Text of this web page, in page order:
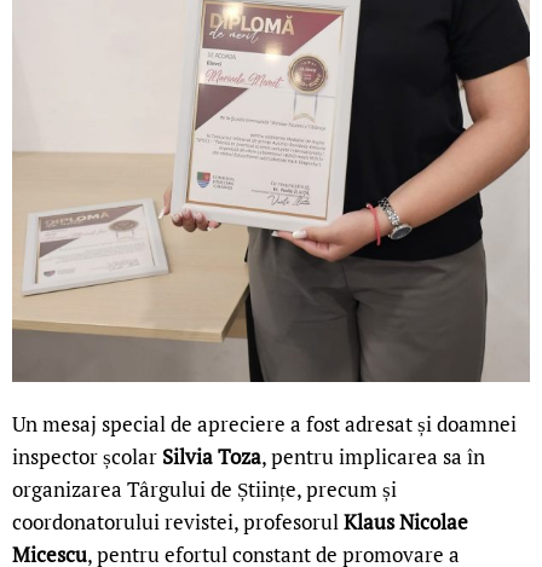
Un mesaj special de apreciere a fost adresat și doamnei
inspector școlar Silvia Toza, pentru implicarea sa în
organizarea Târgului de Științe, precum și
coordonatorului revistei, profesorulKlaus Nicolae
Micescu, pentru efortul constant de promovare a